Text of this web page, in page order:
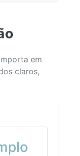
em
claros,